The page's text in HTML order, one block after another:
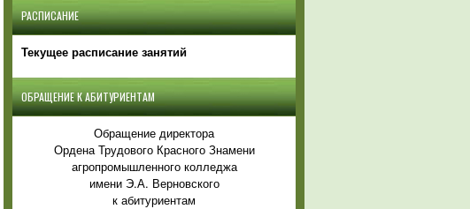
РАСПИСАНИЕ
Текущее расписание занятий
ОБРАЩЕНИЕ К АБИТУРИЕНТАМ
Обращение директора
Ордена Трудового Красного Знамени
агропромышленного колледжа
имени Э.А. Верновского
к абитуриентам